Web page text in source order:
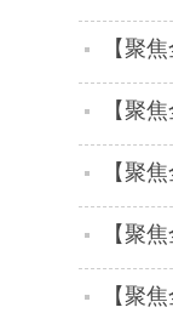
基础
【聚
【聚
【聚
【聚
【聚